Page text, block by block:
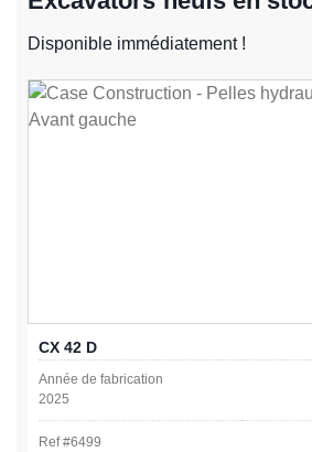
Disponible immédiatement !
CX 42 D
Année de fabrication
2025
Ref #6499